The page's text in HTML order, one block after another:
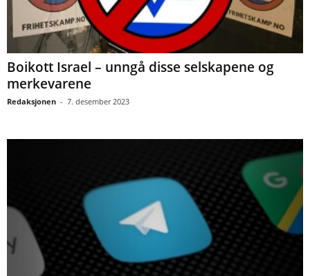
Boikott Israel – unngå disse selskapene og
merkevarene
Redaksjonen - 7. desember 2023